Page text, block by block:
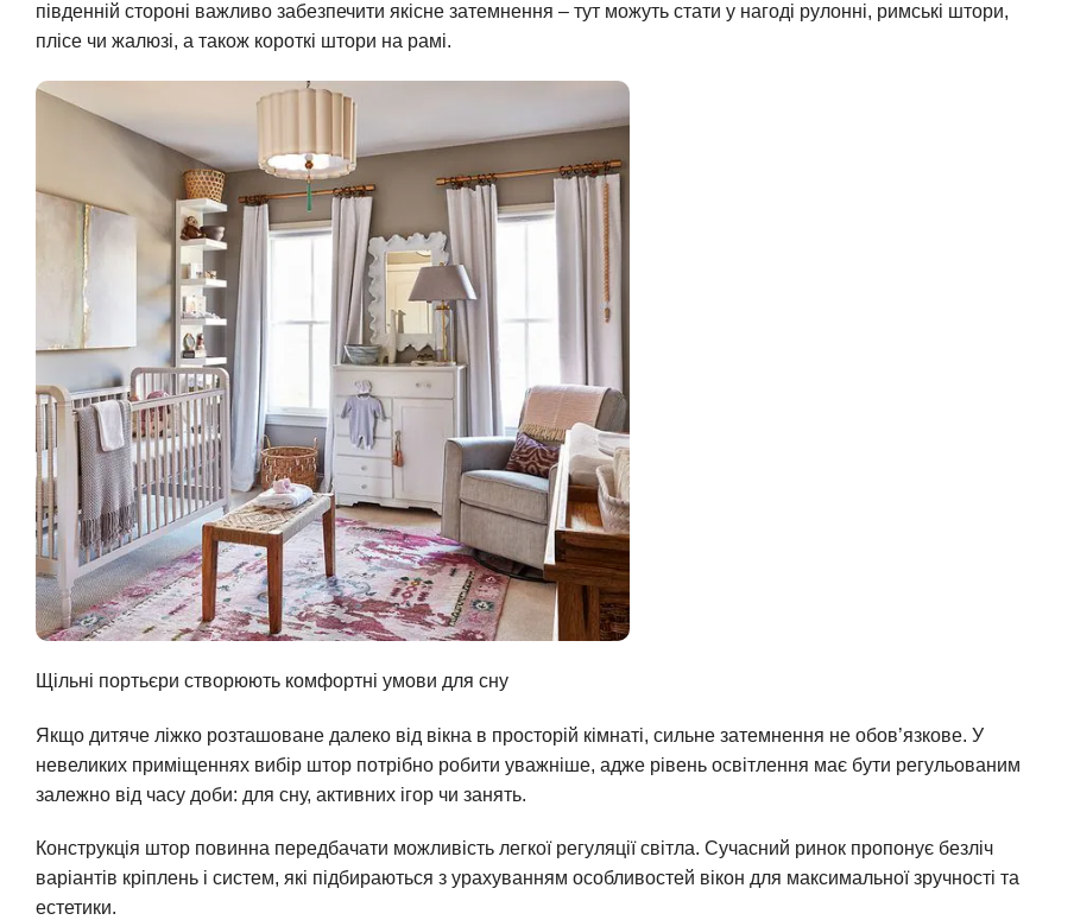
південній стороні важливо забезпечити якісне затемнення – тут можуть стати у нагоді рулонні, римські штори,
плісе чи жалюзі, а також короткі штори на рамі.
Щільні портьєри створюють комфортні умови для сну
Якщо дитяче ліжко розташоване далеко від вікна в просторій кімнаті, сильне затемнення не обов’язкове. У
невеликих приміщеннях вибір штор потрібно робити уважніше, адже рівень освітлення має бути регульованим
залежно від часу доби: для сну, активних ігор чи занять.
Конструкція штор повинна передбачати можливість легкої регуляції світла. Сучасний ринок пропонує безліч
варіантів кріплень і систем, які підбираються з урахуванням особливостей вікон для максимальної зручності та
естетики.